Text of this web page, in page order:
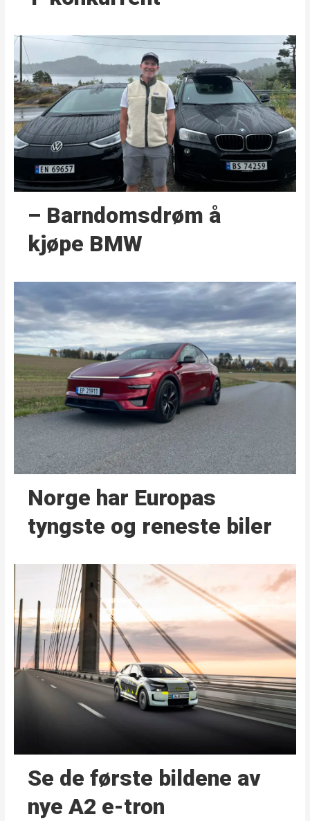
– Barndoms­drøm å
kjøpe BMW
Norge har Europas
tyngste og reneste biler
Se de første bildene av
nye A2 e-tron